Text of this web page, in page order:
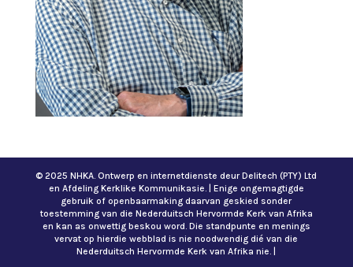
© 2025 NHKA. Ontwerp en internetdienste deur Delitech (PTY) Ltd
en Afdeling Kerklike Kommunikasie. | Enige ongemagtigde
gebruik of openbaarmaking daarvan geskied sonder
toestemming van die Nederduitsch Hervormde Kerk van Afrika
en kan as onwettig beskou word. Die standpunte en menings
vervat op hierdie webblad is nie noodwendig dié van die
Nederduitsch Hervormde Kerk van Afrika nie. |